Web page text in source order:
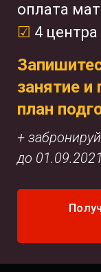
оплата
☑ 4
занятие и
план
+
до 01.09.2021